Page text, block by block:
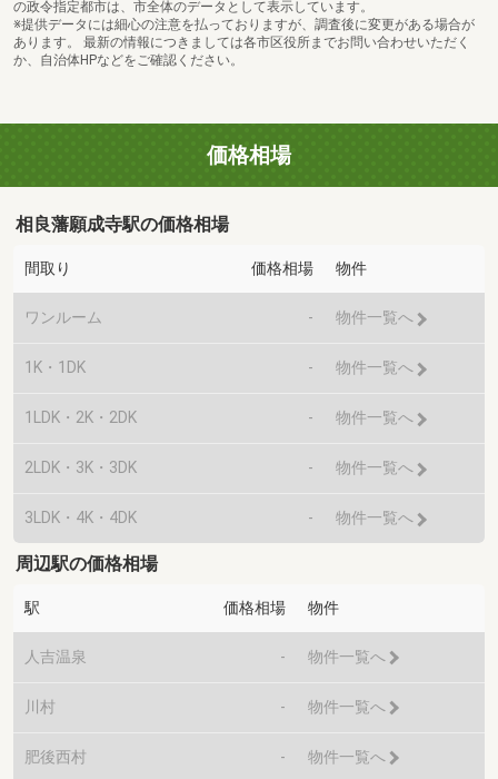
の政令指定都市は、市全体のデータとして表示しています。
※提供データには細心の注意を払っておりますが、調査後に変更がある場合が
あります。 最新の情報につきましては各市区役所までお問い合わせいただく
か、自治体HPなどをご確認ください。
価格相場
相良藩願成寺駅の価格相場
間取り 価格相場 物件
ワンルーム - 物件一覧へ
1K・1DK - 物件一覧へ
1LDK・2K・2DK - 物件一覧へ
2LDK・3K・3DK - 物件一覧へ
3LDK・4K・4DK - 物件一覧へ
周辺駅の価格相場
駅 価格相場 物件
人吉温泉 - 物件一覧へ
川村 - 物件一覧へ
肥後西村 - 物件一覧へ